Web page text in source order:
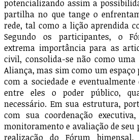
potencializando assim a
partilha no que tange o
rede, tal como a lição aprendida
Segundo os participantes, o
extrema importância para as
civil, consolida-se não como
Aliança, mas sim como um espaço
com a sociedade e
entre eles o poder público,
necessário. Em sua estrutura,
com sua coordenação
monitoramento e avaliação de seu
realização do Fórum bimensal,